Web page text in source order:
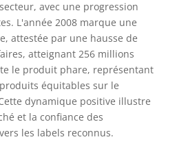
avec une progression
L'année 2008 marque une
attestée par une hausse de
atteignant 256 millions
le produit phare, représentant
équitables sur le
dynamique positive illustre
et la confiance des
les labels reconnus.